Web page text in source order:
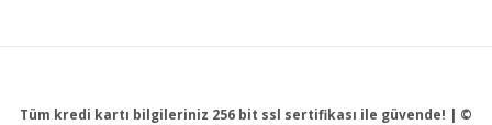
Tüm kredi kartı bilgileriniz 256 bit ssl sertifikası ile güvende! | ©